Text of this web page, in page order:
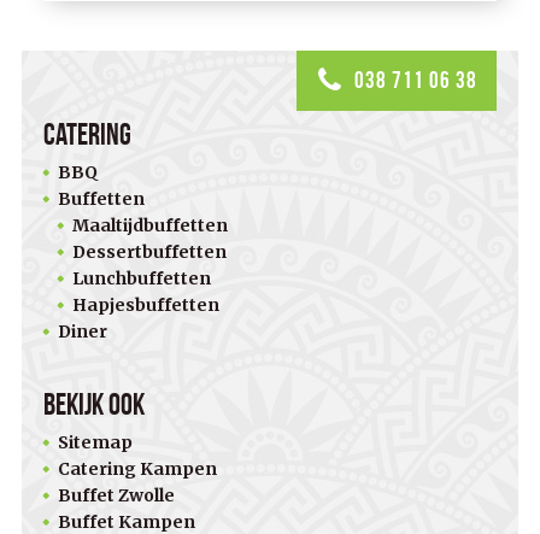
038 711 06 38
Catering
BBQ
Buffetten
Maaltijdbuffetten
Dessertbuffetten
Lunchbuffetten
Hapjesbuffetten
Diner
Bekijk ook
Sitemap
Catering Kampen
Buffet Zwolle
Buffet Kampen